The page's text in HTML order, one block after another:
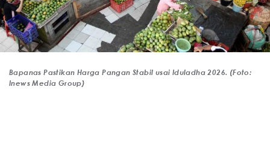
Bapanas Pastikan Harga Pangan Stabil usai Iduladha 2026. (Foto:
Inews Media Group)